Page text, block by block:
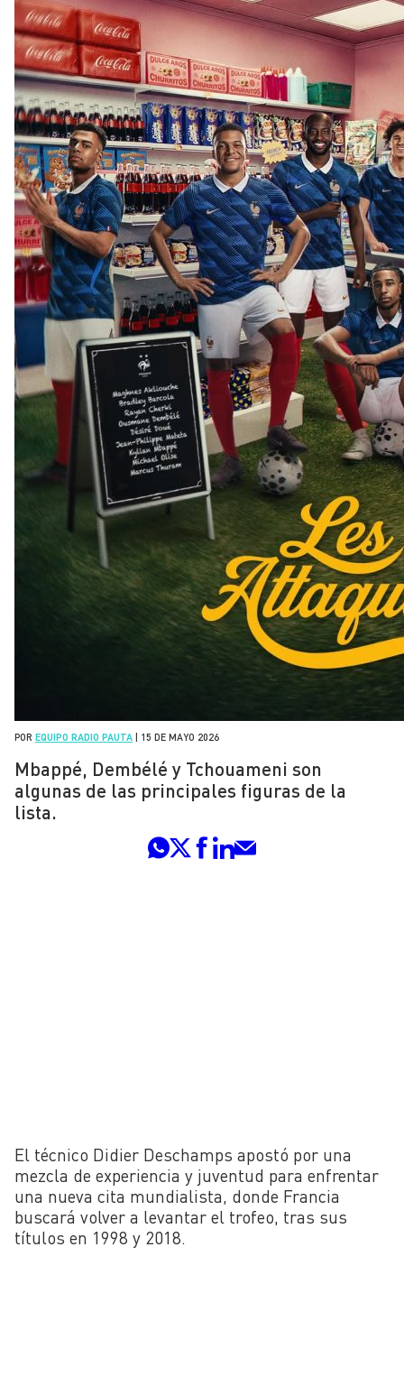
POR EQUIPO RADIO PAUTA 15 DE MAYO 2026
Mbappé, Dembélé y Tchouameni son
algunas de las principales figuras de la
lista.
El técnico Didier Deschamps apostó por una
mezcla de experiencia y juventud para enfrentar
una nueva cita mundialista, donde Francia
buscará volver a levantar el trofeo, tras sus
títulos en 1998 y 2018.